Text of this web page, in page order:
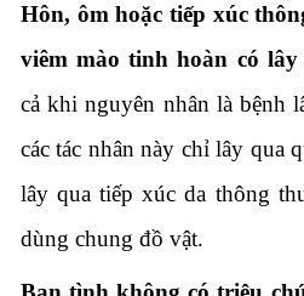
Hôn, ôm hoặc tiếp xúc
viêm mào tinh hoàn có lây
cả khi nguyên nhân là bệnh
các tác nhân này chỉ lây qua
lây qua tiếp xúc da thông
dùng chung đồ vật.